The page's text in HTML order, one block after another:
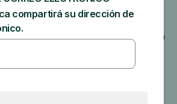
de
recetados?
tenga